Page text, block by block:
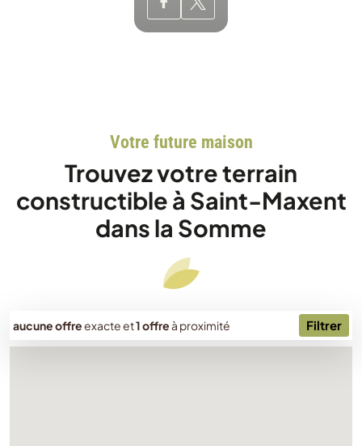
Votre future maison
Trouvez votre terrain
constructible à Saint-Maxent
dans la Somme
aucune offreexacteet1 offreà proximité Filtrer